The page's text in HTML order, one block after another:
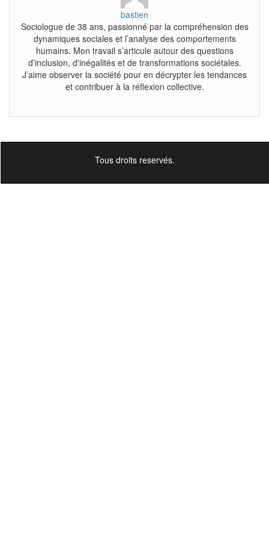
bastien
Sociologue de 38 ans, passionné par la compréhension des
dynamiques sociales et l’analyse des comportements
humains. Mon travail s’articule autour des questions
d’inclusion, d'inégalités et de transformations sociétales.
J’aime observer la société pour en décrypter les tendances
et contribuer à la réflexion collective.
Tous droits reservés.